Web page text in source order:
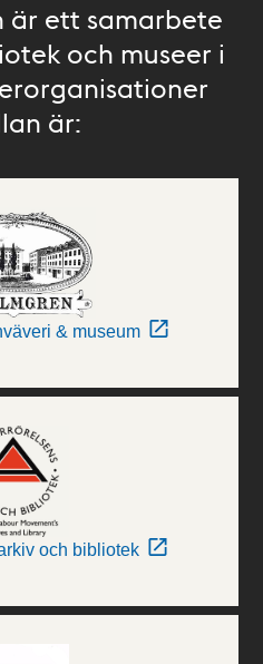
är ett samarbete
och museer i
är:
& museum
och bibliotek